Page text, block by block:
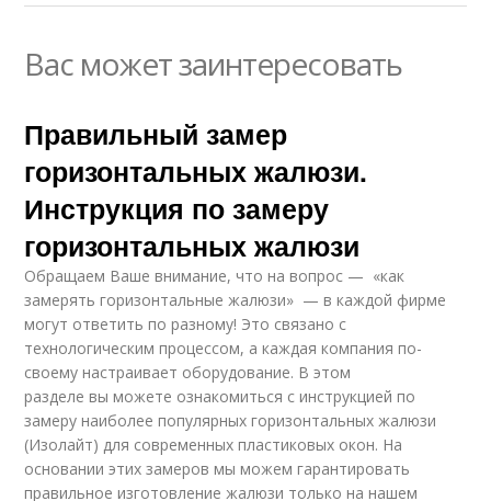
Вас может заинтересовать
Правильный замер
горизонтальных жалюзи.
Инструкция по замеру
горизонтальных жалюзи
Обращаем Ваше внимание, что на вопрос — «как
замерять горизонтальные жалюзи» — в каждой фирме
могут ответить по разному! Это связано с
технологическим процессом, а каждая компания по-
своему настраивает оборудование. В этом
разделе вы можете ознакомиться с инструкцией по
замеру наиболее популярных горизонтальных жалюзи
(Изолайт) для современных пластиковых окон. На
основании этих замеров мы можем гарантировать
правильное изготовление жалюзи только на нашем